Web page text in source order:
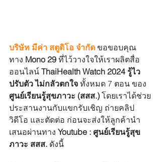
บริษัท มีค่า สตูดิโอ จำกัด ขอขอบคุณ
ทาง Mono 29 ที่ไว้วางใจให้เราผลิตสื่อ
ออนไลน์ ThaiHealth Watch 2024 รู้ไว
ปรับตัว ไม่กลัวตกใจ ทั้งหมด 7 ตอน ของ
ศูนย์เรียนรู้สุขภาวะ (สสส.) โดยเราได้ช่วย
ประสานงานกับแขกรับเชิญ ถ่ายคลิป
วิดีโอ และตัดต่อ ก่อนจะส่งให้ลูกค้านำ
เสนอผ่านทาง Youtube : ศูนย์เรียนรู้สุข
ภาวะ สสส. ดังนี้